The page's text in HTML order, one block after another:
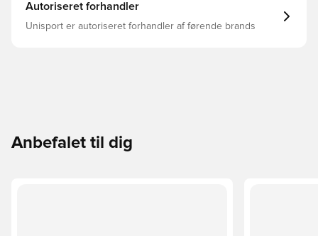
Autoriseret forhandler
Unisport er autoriseret forhandler af førende brands
Anbefalet til dig